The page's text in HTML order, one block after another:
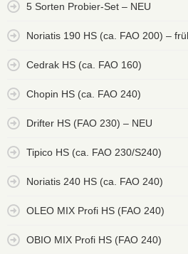
5 Sorten Probier-Set – NEU
Noriatis 190 HS (ca. FAO 200) –
Cedrak HS (ca. FAO 160)
Chopin HS (ca. FAO 240)
Drifter HS (FAO 230) – NEU
Tipico HS (ca. FAO 230/S240)
Noriatis 240 HS (ca. FAO 240)
OLEO MIX Profi HS (FAO 240)
OBIO MIX Profi HS (FAO 240)